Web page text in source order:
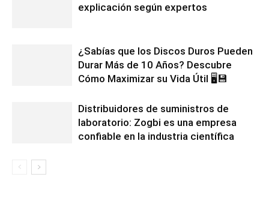
explicación según expertos
¿Sabías que los Discos Duros Pueden
Durar Más de 10 Años? Descubre
Cómo Maximizar su Vida Útil 🖥️💾
Distribuidores de suministros de
laboratorio: Zogbi es una empresa
confiable en la industria científica